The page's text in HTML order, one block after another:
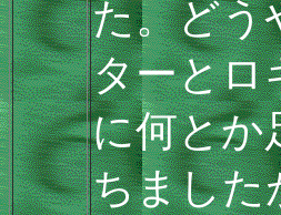
た。どう
ターとロ
に何とか
ちました